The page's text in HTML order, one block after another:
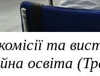
та
освіта